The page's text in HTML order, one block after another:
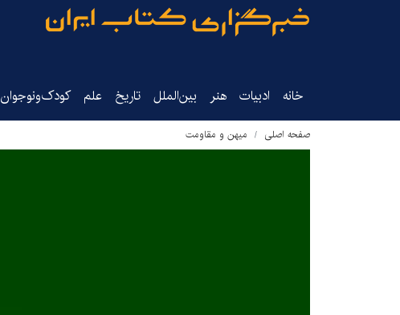
خانه ادبیات هنر بین‌الملل تاریخ‌ علم کودک‌ونوجوان
صفحه اصلی میهن و مقاومت